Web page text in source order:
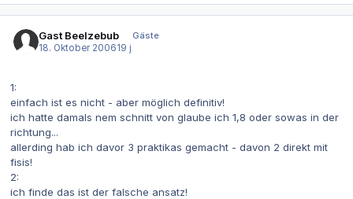
Gast Beelzebub
Gäste
18. Oktober 200619 j
1:
einfach ist es nicht - aber möglich definitiv!
ich hatte damals nem schnitt von glaube ich 1,8 oder sowas in der
richtung...
allerding hab ich davor 3 praktikas gemacht - davon 2 direkt mit
fisis!
2:
ich finde das ist der falsche ansatz!